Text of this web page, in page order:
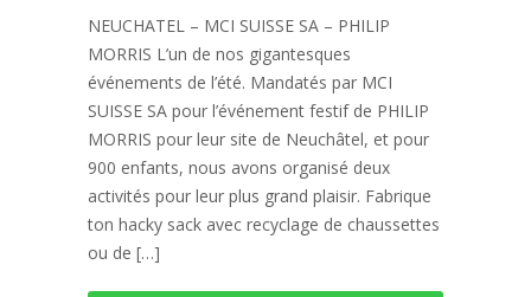
NEUCHATEL – MCI SUISSE SA – PHILIP
MORRIS L’un de nos gigantesques
événements de l’été. Mandatés par MCI
SUISSE SA pour l’événement festif de PHILIP
MORRIS pour leur site de Neuchâtel, et pour
900 enfants, nous avons organisé deux
activités pour leur plus grand plaisir. Fabrique
ton hacky sack avec recyclage de chaussettes
ou de […]